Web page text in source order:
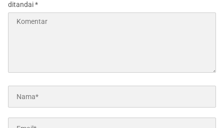
ditandai*